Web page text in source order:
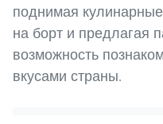
поднимая
на борт и предлагая
возможность
вкусами страны.